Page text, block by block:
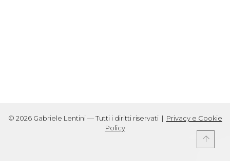
© 2026 Gabriele Lentini — Tutti i diritti riservati | Privacy e Cookie
Policy